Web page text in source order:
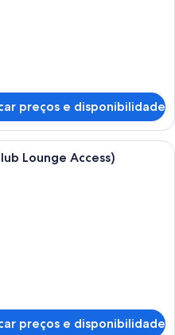
preços e disponibilidade
Quarto de hotel com uma cama, um
Lounge Access)
preços e disponibilidade